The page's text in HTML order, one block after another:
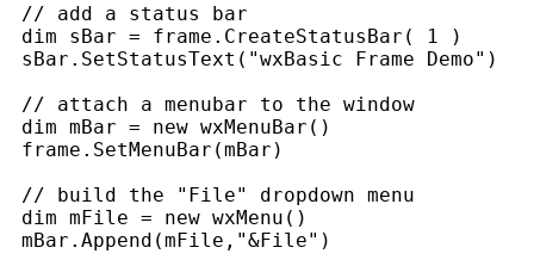
// add a status bar
dim sBar = frame.CreateStatusBar( 1 )
sBar.SetStatusText("wxBasic Frame Demo")
// attach a menubar to the window
dim mBar = new wxMenuBar()
frame.SetMenuBar(mBar)
// build the "File" dropdown menu
dim mFile = new wxMenu()
mBar.Append(mFile,"&File")